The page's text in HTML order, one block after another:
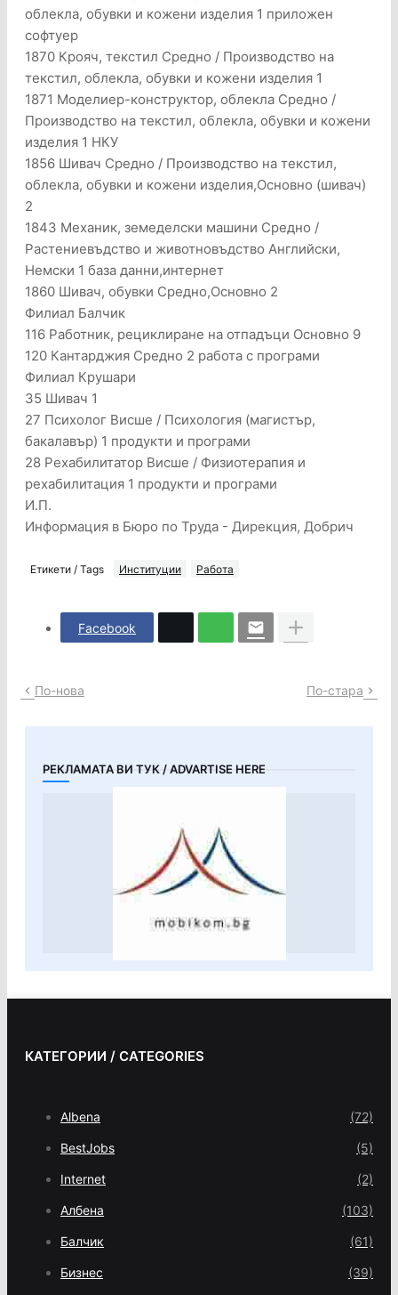
облекла, обувки и кожени изделия 1 приложен
софтуер
1870 Крояч, текстил Средно / Производство на
текстил, облекла, обувки и кожени изделия 1
1871 Моделиер-конструктор, облекла Средно /
Производство на текстил, облекла, обувки и кожени
изделия 1 НКУ
1856 Шивач Средно / Производство на текстил,
облекла, обувки и кожени изделия,Основно (шивач)
2
1843 Механик, земеделски машини Средно /
Растениевъдство и животновъдство Английски,
Немски 1 база данни,интернет
1860 Шивач, обувки Средно,Основно 2
Филиал Балчик
116 Работник, рециклиране на отпадъци Основно 9
120 Кантарджия Средно 2 работа с програми
Филиал Крушари
35 Шивач 1
27 Психолог Висше / Психология (магистър,
бакалавър) 1 продукти и програми
28 Рехабилитатор Висше / Физиотерапия и
рехабилитация 1 продукти и програми
И.П.
Информация в Бюро по Труда - Дирекция, Добрич
Етикети / Tags Институции Работа
Facebook
По-нова По-стара
РЕКЛАМАТА ВИ ТУК / ADVARTISE HERE
КАТЕГОРИИ / CATEGORIES
Albena (72)
BestJobs (5)
Internet (2)
Албена (103)
Балчик (61)
Бизнес (39)